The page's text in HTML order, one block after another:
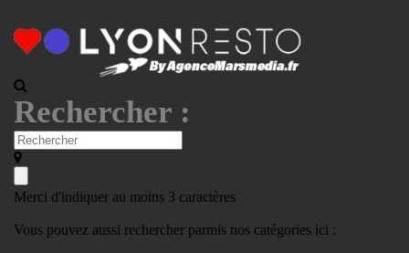
Rechercher :
Merci d'indiquer au moins 3 caractères
Vous pouvez aussi rechercher parmis nos catégories ici :